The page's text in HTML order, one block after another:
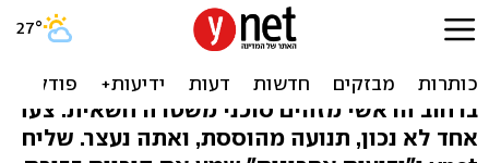
שליחנו לטריפולי: אמרו לי
"אם תצלם - תירצח"
ברחוב הראשי מזהים סוכני משטרה חשאית. צעד
אחד לא נכון, תנועה מהוססת, ואתה נעצר. שליח